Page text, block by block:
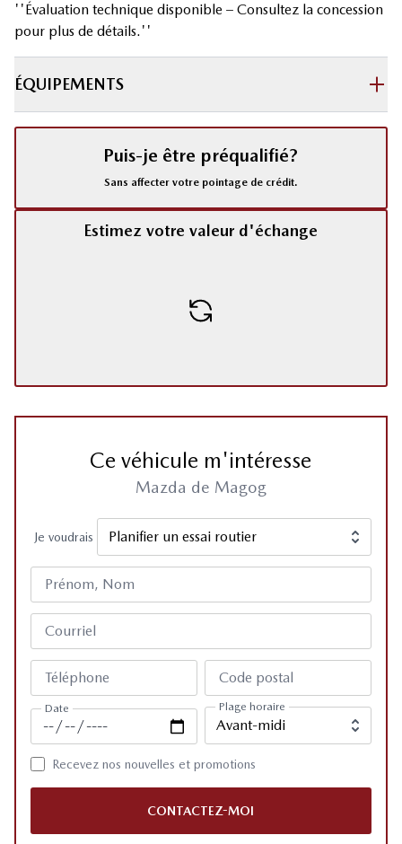
''Évaluation technique disponible – Consultez la concession
pour plus de détails.''
ÉQUIPEMENTS
Ce véhicule m'intéresse
Mazda de Magog
Je voudrais
Prénom, Nom
Courriel
Téléphone Code postal
Date Plage horaire
Recevez nos nouvelles et promotions
CONTACTEZ-MOI
Puis-je être préqualifié?
Sans affecter votre pointage de crédit.
Estimez votre valeur d'échange